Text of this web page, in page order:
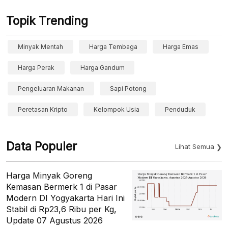
Topik Trending
Minyak Mentah Harga Tembaga Harga Emas
Harga Perak Harga Gandum
Pengeluaran Makanan Sapi Potong
Peretasan Kripto Kelompok Usia Penduduk
Data Populer Lihat Semua
Harga Minyak Goreng
Kemasan Bermerk 1 di Pasar
Modern DI Yogyakarta Hari Ini
Stabil di Rp23,6 Ribu per Kg,
Update 07 Agustus 2026